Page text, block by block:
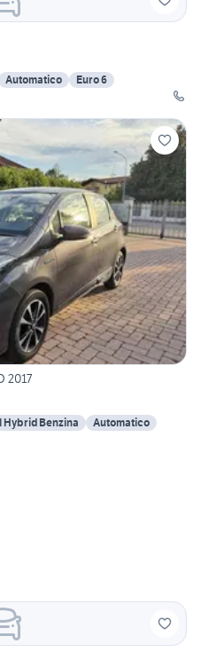
Automatico
Euro 6
2017
Hybrid Benzina
Automatico